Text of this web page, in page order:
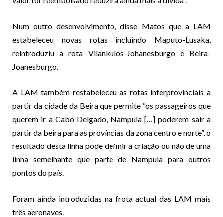
Num outro desenvolvimento, disse Matos que a LAM
estabeleceu novas rotas incluindo Maputo-Lusaka,
reintroduziu a rota Vilankulos-Johanesburgo e Beira-
Joanesburgo.
A LAM também restabeleceu as rotas interprovinciais a
partir da cidade da Beira que permite “os passageiros que
querem ir a Cabo Delgado, Nampula […] poderem sair a
partir da beira para as províncias da zona centro e norte”, o
resultado desta linha pode definir a criação ou não de uma
linha semelhante que parte de Nampula para outros
pontos do país.
Foram ainda introduzidas na frota actual das LAM mais
três aeronaves.